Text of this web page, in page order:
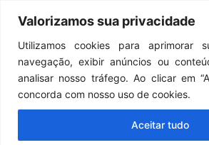
Valorizamos sua privacidade
Utilizamos cookies para aprimorar
navegação, exibir anúncios ou
analisar nosso tráfego. Ao clicar em
concorda com nosso uso de cookies.
Aceitar tudo
Menu
Steam